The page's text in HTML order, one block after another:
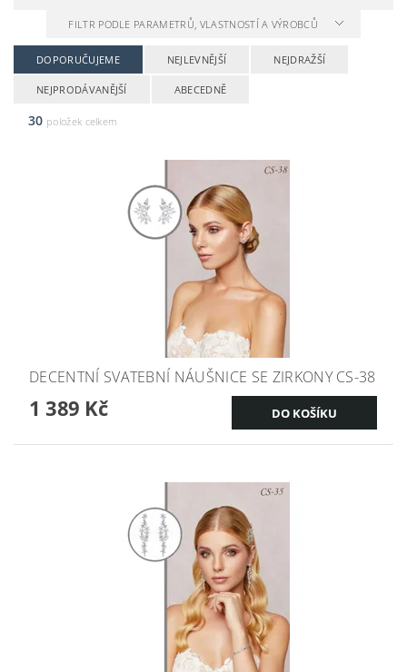
FILTR PODLE PARAMETRŮ, VLASTNOSTÍ A VÝROBCŮ
DOPORUČUJEME NEJLEVNĚJŠÍ NEJDRAŽŠÍ
NEJPRODÁVANĚJŠÍ ABECEDNĚ
30 položek celkem
DECENTNÍ SVATEBNÍ NÁUŠNICE SE ZIRKONY CS-38
1 389 Kč